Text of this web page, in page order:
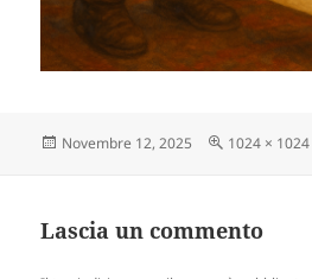
Scritto
Novembre 12, 2025
Dimensione
1024 × 1024
Lascia un commento